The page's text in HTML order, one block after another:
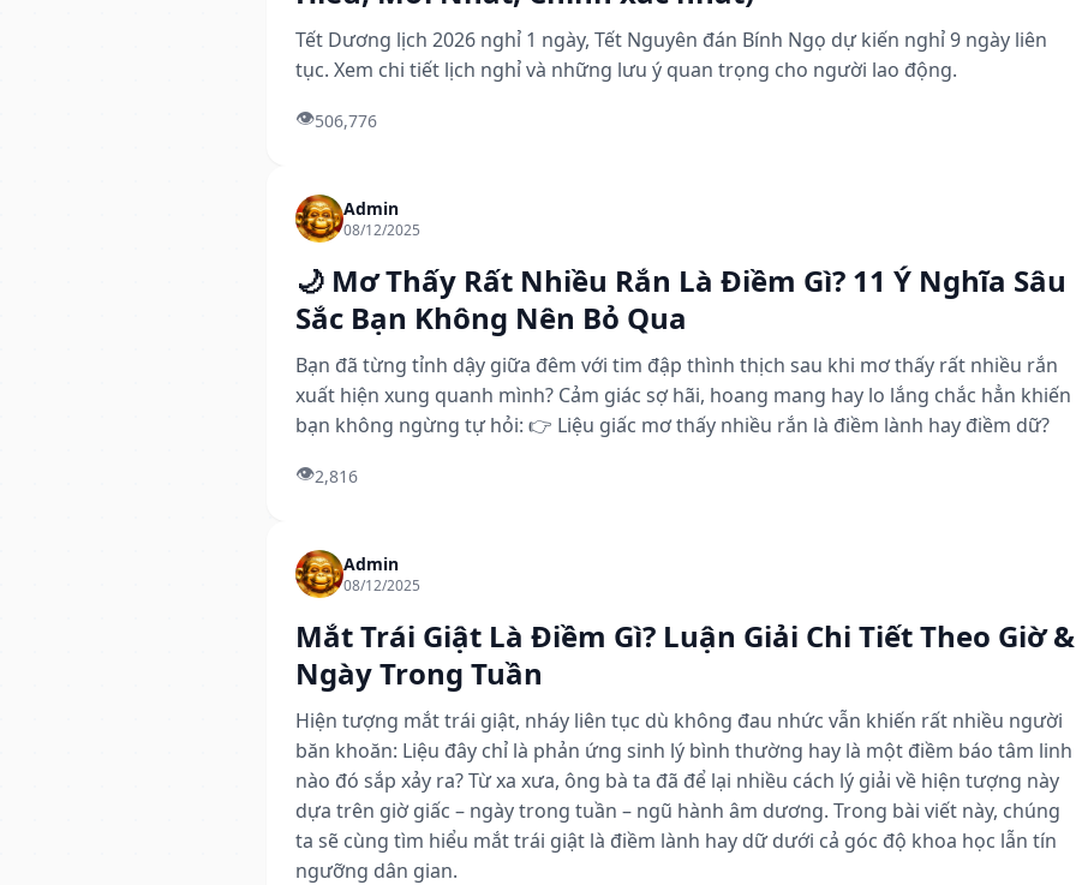
Tết Dương lịch 2026 nghỉ 1 ngày, Tết Nguyên đán Bính Ngọ dự kiến nghỉ 9 ngày liên
tục. Xem chi tiết lịch nghỉ và những lưu ý quan trọng cho người lao động.
👁️506,776
Admin
08/12/2025
🌙 Mơ Thấy Rất Nhiều Rắn Là Điềm Gì? 11 Ý Nghĩa Sâu
Sắc Bạn Không Nên Bỏ Qua
Bạn đã từng tỉnh dậy giữa đêm với tim đập thình thịch sau khi mơ thấy rất nhiều rắn
xuất hiện xung quanh mình? Cảm giác sợ hãi, hoang mang hay lo lắng chắc hẳn khiến
bạn không ngừng tự hỏi: 👉 Liệu giấc mơ thấy nhiều rắn là điềm lành hay điềm dữ?
👁️2,816
Admin
08/12/2025
Mắt Trái Giật Là Điềm Gì? Luận Giải Chi Tiết Theo Giờ &
Ngày Trong Tuần
Hiện tượng mắt trái giật, nháy liên tục dù không đau nhức vẫn khiến rất nhiều người
băn khoăn: Liệu đây chỉ là phản ứng sinh lý bình thường hay là một điềm báo tâm linh
nào đó sắp xảy ra? Từ xa xưa, ông bà ta đã để lại nhiều cách lý giải về hiện tượng này
dựa trên giờ giấc – ngày trong tuần – ngũ hành âm dương. Trong bài viết này, chúng
ta sẽ cùng tìm hiểu mắt trái giật là điềm lành hay dữ dưới cả góc độ khoa học lẫn tín
ngưỡng dân gian.